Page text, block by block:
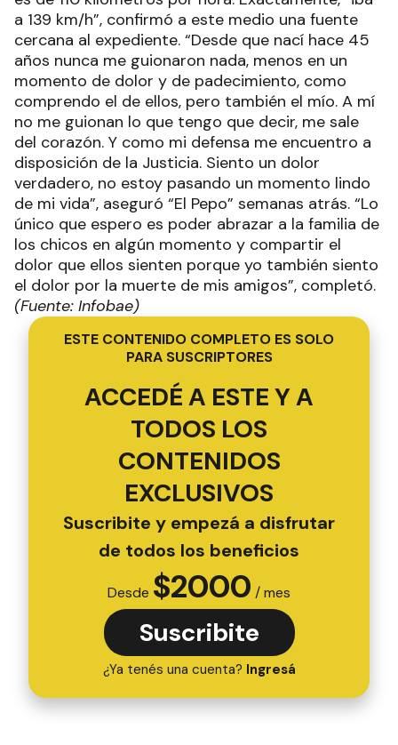
a 139 km/h”, confirmó a este medio una fuente
cercana al expediente. “Desde que nací hace 45
años nunca me guionaron nada, menos en un
momento de dolor y de padecimiento, como
comprendo el de ellos, pero también el mío. A mí
no me guionan lo que tengo que decir, me sale
del corazón. Y como mi defensa me encuentro a
disposición de la Justicia. Siento un dolor
verdadero, no estoy pasando un momento lindo
de mi vida”, aseguró “El Pepo” semanas atrás. “Lo
único que espero es poder abrazar a la familia de
los chicos en algún momento y compartir el
dolor que ellos sienten porque yo también siento
el dolor por la muerte de mis amigos”, completó.
(Fuente: Infobae)
ESTE CONTENIDO COMPLETO ES SOLO
PARA SUSCRIPTORES
ACCEDÉ A ESTE Y A
TODOS LOS
CONTENIDOS
EXCLUSIVOS
Suscribite y empezá a disfrutar
de todos los beneficios
Desde $2000 / mes
Suscribite
¿Ya tenés una cuenta? Ingresá